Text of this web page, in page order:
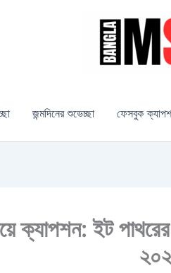
জন্মদিনের শুভেচ্ছা ফেসবুক
ক্যাপশন: ইট